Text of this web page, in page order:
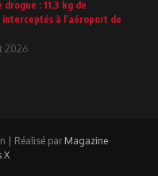
: 11,3 kg de
interceptés à l’aéroport de
2026
| Réalisé par Magazine
X